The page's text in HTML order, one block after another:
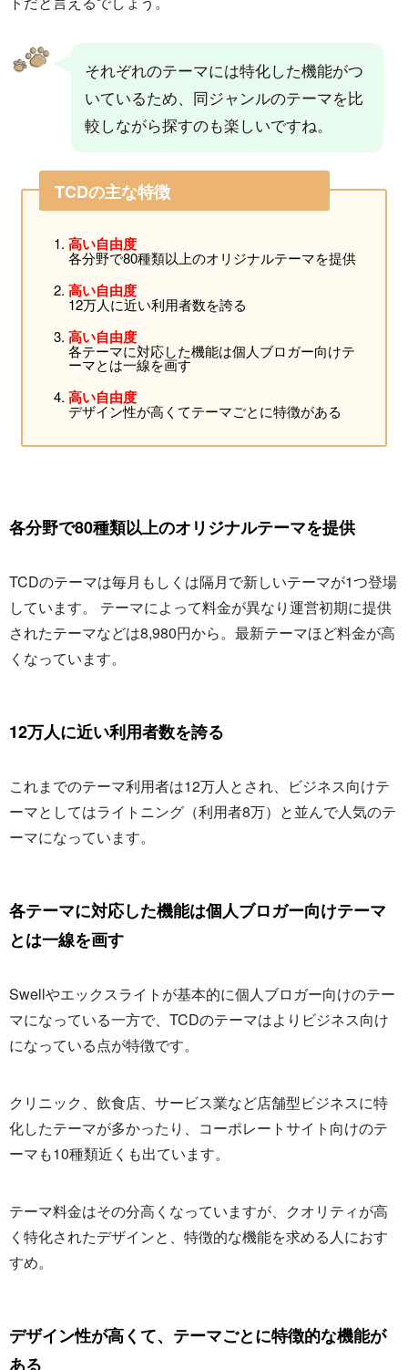
それぞれのテーマには特化した機能がつ
いているため、同ジャンルのテーマを比
較しながら探すのも楽しいですね。
TCDの主な特徴
高い自由度
各分野で80種類以上のオリジナルテーマを提供
高い自由度
12万人に近い利用者数を誇る
高い自由度
各テーマに対応した機能は個人ブロガー向けテ
ーマとは一線を画す
高い自由度
デザイン性が高くてテーマごとに特徴がある
各分野で80種類以上のオリジナルテーマを提供
TCDのテーマは毎月もしくは隔月で新しいテーマが1つ登場
しています。 テーマによって料金が異なり運営初期に提供
されたテーマなどは8,980円から。最新テーマほど料金が高
くなっています。
12万人に近い利用者数を誇る
これまでのテーマ利用者は12万人とされ、ビジネス向けテ
ーマとしてはライトニング（利用者8万）と並んで人気のテ
ーマになっています。
各テーマに対応した機能は個人ブロガー向けテーマ
とは一線を画す
Swellやエックスライトが基本的に個人ブロガー向けのテー
マになっている一方で、TCDのテーマはよりビジネス向け
になっている点が特徴です。
クリニック、飲食店、サービス業など店舗型ビジネスに特
化したテーマが多かったり、コーポレートサイト向けのテ
ーマも10種類近くも出ています。
テーマ料金はその分高くなっていますが、クオリティが高
く特化されたデザインと、特徴的な機能を求める人におす
すめ。
デザイン性が高くて、テーマごとに特徴的な機能が
ある